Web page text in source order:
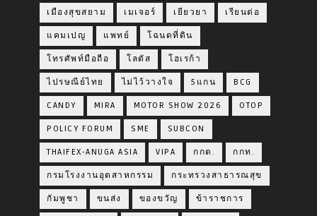
เมืองสุขสยาม เมเจอร์ เยียวยา เรียนต่อ
แคมเปญ แพทย์ โฉนดที่ดิน
โทรศัพท์มือถือ โลตัส โฮเรก้า
ไปรษณีย์ไทย ไม่ไว้วางใจ 5แกน BCG
CANDY MIRA MOTOR SHOW 2026 OTOP
POLICY FORUM SME SUBCON
THAIFEX-ANUGA ASIA VIPA กกต. กกท.
กรมโรงงานอุตสาหกรรม กระทรวงสาธารณสุข
กัมพูชา ขนส่ง ของขวัญ ข้าราชการ